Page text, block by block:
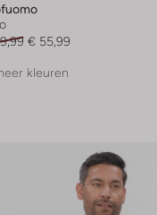
€ 55,99
kleuren